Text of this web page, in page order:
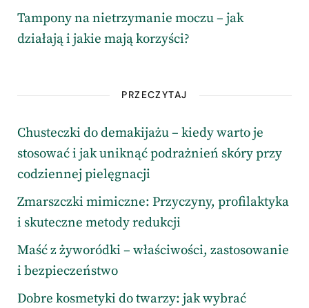
Tampony na nietrzymanie moczu – jak
działają i jakie mają korzyści?
PRZECZYTAJ
Chusteczki do demakijażu – kiedy warto je
stosować i jak uniknąć podrażnień skóry przy
codziennej pielęgnacji
Zmarszczki mimiczne: Przyczyny, profilaktyka
i skuteczne metody redukcji
Maść z żyworódki – właściwości, zastosowanie
i bezpieczeństwo
Dobre kosmetyki do twarzy: jak wybrać